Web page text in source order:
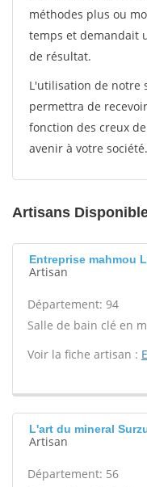
méthodes plus ou
temps et demandait
de résultat.
L'utilisation de notre
permettra de
fonction des creux
avenir à votre société.
Artisans
Entreprise mahmou
Artisan
Département: 94
Salle de bain clé en
Voir la fiche artisan :
L'art du mineral
Artisan
Département: 56